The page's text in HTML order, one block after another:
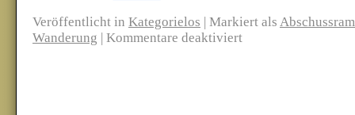
Veröffentlicht in Kategorielos | Markiert als
Wanderung | Kommentare deaktiviert